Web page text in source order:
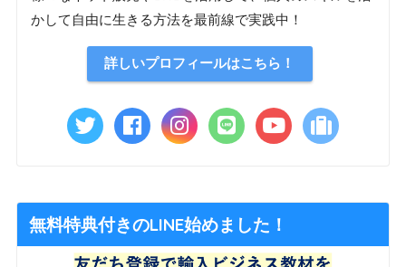
かして自由に生きる方法を最前線で実践中！
詳しいプロフィールはこちら！
無料特典付きのLINE始めました！